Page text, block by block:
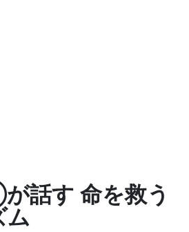
す 命を救う
ム